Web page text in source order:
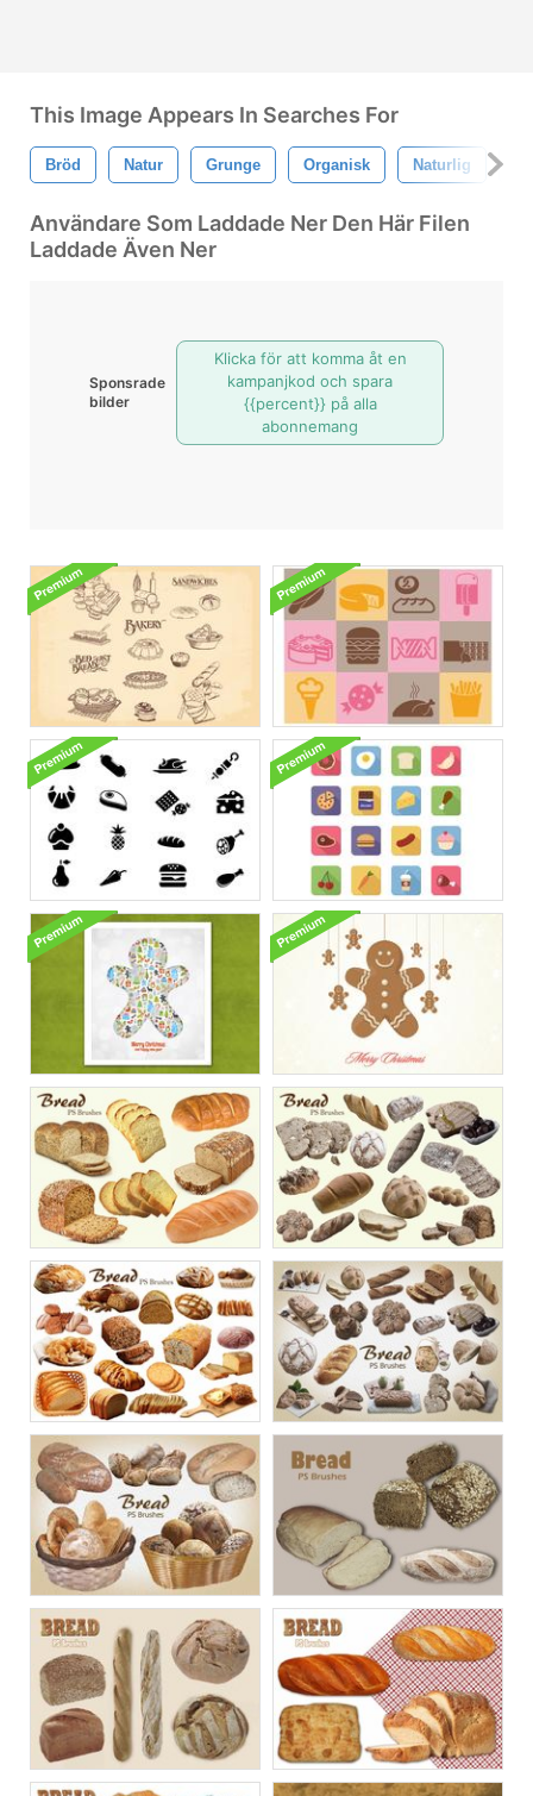
This Image Appears In Searches For
Bröd Natur Grunge Organisk Naturlig
Användare Som Laddade Ner Den Här Filen
Laddade Även Ner
Sponsrade
bilder
Klicka för att komma åt en
kampanjkod och spara
{{percent}} på alla
abonnemang